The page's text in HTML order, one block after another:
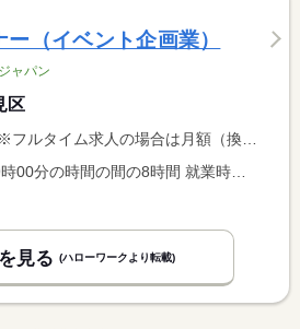
（イベント企画業）
ャパン
区
は月額（換算額）、パート求人の場合は時間額を表示しています。
見る (ハローワークより転載)